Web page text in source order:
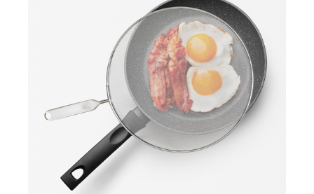
Spritzschutz aus Aluminium